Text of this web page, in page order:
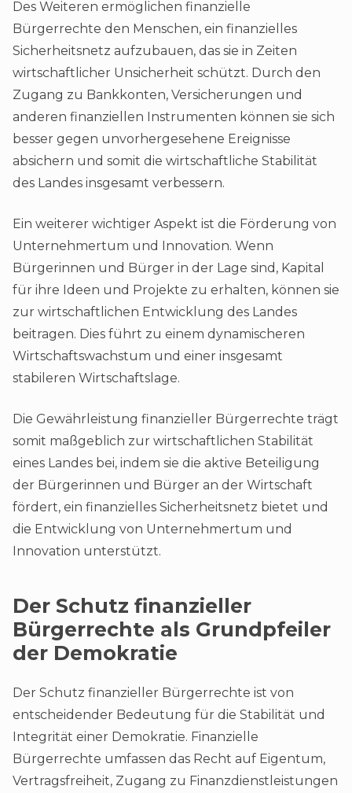
Des Weiteren ermöglichen finanzielle
Bürgerrechte den Menschen, ein finanzielles
Sicherheitsnetz aufzubauen, das sie in Zeiten
wirtschaftlicher Unsicherheit schützt. Durch den
Zugang zu Bankkonten, Versicherungen und
anderen finanziellen Instrumenten können sie sich
besser gegen unvorhergesehene Ereignisse
absichern und somit die wirtschaftliche Stabilität
des Landes insgesamt verbessern.
Ein weiterer wichtiger Aspekt ist die Förderung von
Unternehmertum und Innovation. Wenn
Bürgerinnen und Bürger in der Lage sind, Kapital
für ihre Ideen und Projekte zu erhalten, können sie
zur wirtschaftlichen Entwicklung des Landes
beitragen. Dies führt zu einem dynamischeren
Wirtschaftswachstum und einer insgesamt
stabileren Wirtschaftslage.
Die Gewährleistung finanzieller Bürgerrechte trägt
somit maßgeblich zur wirtschaftlichen Stabilität
eines Landes bei, indem sie die aktive Beteiligung
der Bürgerinnen und Bürger an der Wirtschaft
fördert, ein finanzielles Sicherheitsnetz bietet und
die Entwicklung von Unternehmertum und
Innovation unterstützt.
Der Schutz finanzieller
Bürgerrechte als Grundpfeiler
der Demokratie
Der Schutz finanzieller Bürgerrechte ist von
entscheidender Bedeutung für die Stabilität und
Integrität einer Demokratie. Finanzielle
Bürgerrechte umfassen das Recht auf Eigentum,
Vertragsfreiheit, Zugang zu Finanzdienstleistungen